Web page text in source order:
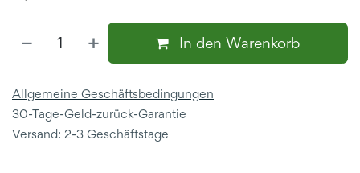
In den Warenkorb
Allgemeine Geschäftsbedingungen
30-Tage-Geld-zurück-Garantie
Versand: 2-3 Geschäftstage